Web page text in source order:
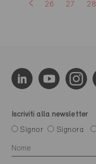
26 27 28
Iscriviti alla newsletter
Signor
Signora